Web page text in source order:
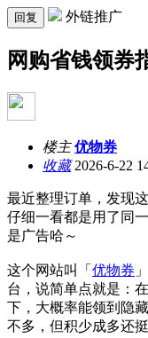
回复 外链推广
网购省钱领券
楼主 优物券
收藏2026-6-22
最近整理订单，发现
仔细一看都是用了同
是广告哈～
这个网站叫「 优物券
台，说简单点就是：
下，大概率能领到隐
不多，但积少成多还挺